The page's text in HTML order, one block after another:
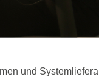
und